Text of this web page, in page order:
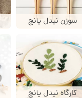
سوزن نیدل پانچ
کارگاه نیدل پانچ